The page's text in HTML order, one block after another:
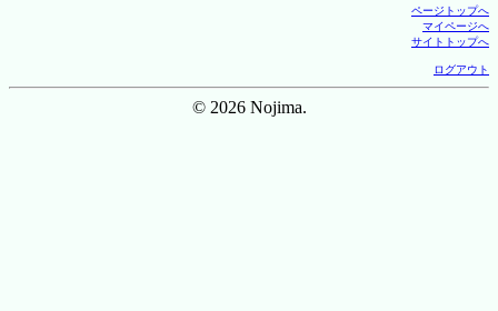
ページトップへ
マイページへ
サイトトップへ
ログアウト
© 2026 Nojima.